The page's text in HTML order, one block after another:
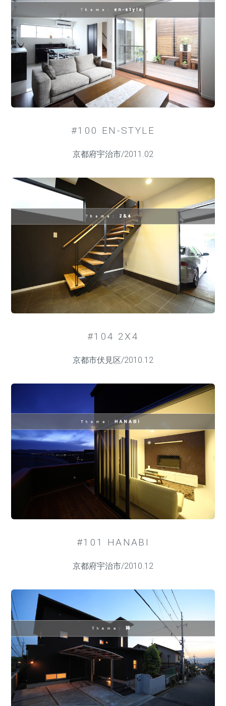
#100 EN-STYLE
京都府宇治市/2011.02
#104 2X4
京都市伏見区/2010.12
#101 HANABI
京都府宇治市/2010.12